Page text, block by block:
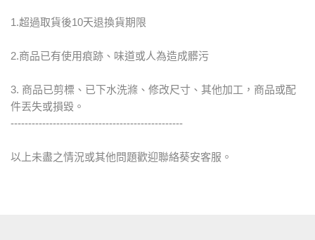
1.超過取貨後10天退換貨期限
2.商品已有使用痕跡、味道或人為造成髒污
3. 商品已剪標、已下水洗滌、修改尺寸、其他加工，商品或配
件丟失或損毀。
-------------------------------------------------
以上未盡之情況或其他問題歡迎聯絡葵安客服。